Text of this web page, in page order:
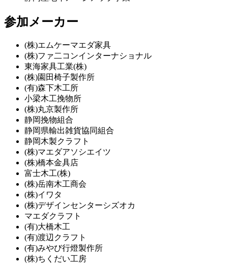
参加メーカー
(株)エムケーマエダ家具
(株)ファ二コンインターナショナル
東海家具工業(株)
(株)園田椅子製作所
(有)森下木工所
小梁木工挽物所
(株)丸京製作所
静岡挽物組合
静岡県輸出雑貨協同組合
静岡木製クラフト
(株)マエダアソシエイツ
(株)橋本金具店
富士木工(株)
(株)岳南木工商会
(株)イワタ
(株)デザインセンターシズオカ
マエダクラフト
(有)大橋木工
(有)渡辺クラフト
(有)みやび行燈製作所
(株)ちくだい工房